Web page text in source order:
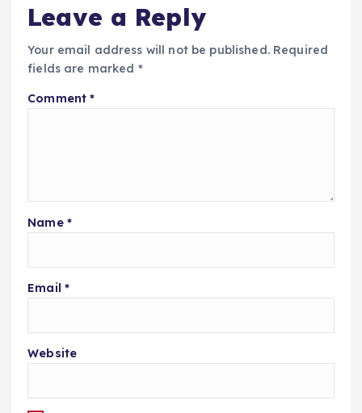
Leave a Reply
Your email address will not be published. Required
fields are marked *
Comment*
Name *
Email *
Website